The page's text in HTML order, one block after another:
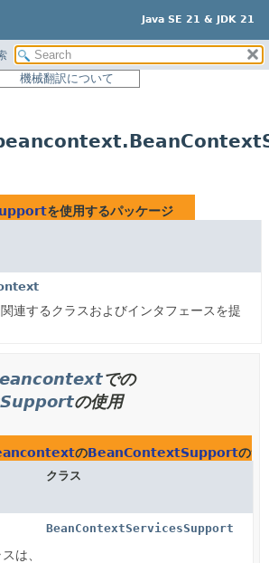
Java SE 21 & JDK 21
機械翻訳について
を使用するパッケージ
連するクラスおよびインタフェースを提
での
の使用
のBeanContextSupportのサ
クラス
BeanContextServicesSupport
は、